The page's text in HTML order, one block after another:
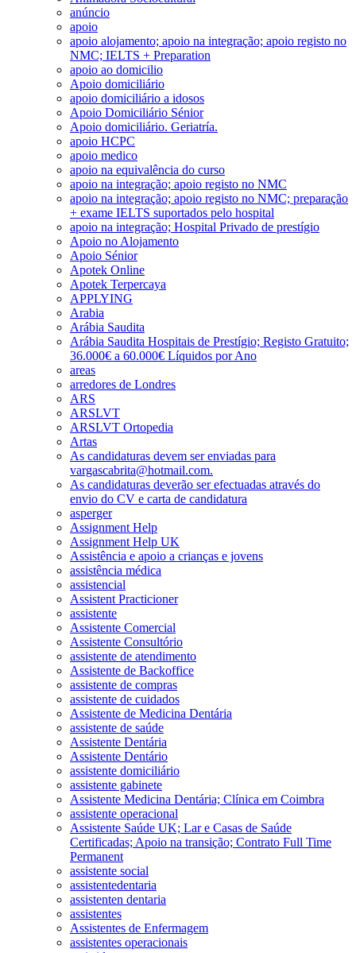
anúncio
apoio
apoio alojamento; apoio na integração; apoio registo no
NMC; IELTS + Preparation
apoio ao domicilio
Apoio domiciliário
apoio domiciliário a idosos
Apoio Domiciliário Sénior
Apoio domiciliário. Geriatría.
apoio HCPC
apoio medico
apoio na equivalência do curso
apoio na integração; apoio registo no NMC
apoio na integração; apoio registo no NMC; preparação
+ exame IELTS suportados pelo hospital
apoio na integração; Hospital Privado de prestígio
Apoio no Alojamento
Apoio Sénior
Apotek Online
Apotek Terpercaya
APPLYING
Arabia
Arábia Saudita
Arábia Saudita Hospitais de Prestígio; Registo Gratuito;
36.000€ a 60.000€ Líquidos por Ano
areas
arredores de Londres
ARS
ARSLVT
ARSLVT Ortopedia
Artas
As candidaturas devem ser enviadas para
vargascabrita@hotmail.com.
As candidaturas deverão ser efectuadas através do
envio do CV e carta de candidatura
asperger
Assignment Help
Assignment Help UK
Assistência e apoio a crianças e jovens
assistência médica
assistencial
Assistent Practicioner
assistente
Assistente Comercial
Assistente Consultório
assistente de atendimento
Assistente de Backoffice
assistente de compras
assistente de cuidados
Assistente de Medicina Dentária
assistente de saúde
Assistente Dentária
Assistente Dentário
assistente domiciliário
assistente gabinete
Assistente Medicina Dentária; Clínica em Coimbra
assistente operacional
Assistente Saúde UK; Lar e Casas de Saúde
Certificadas; Apoio na transição; Contrato Full Time
Permanent
assistente social
assistentedentaria
assistenten dentaria
assistentes
Assistentes de Enfermagem
assistentes operacionais